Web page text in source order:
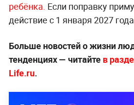
ребёнка. Если поправку
действие с 1 января 2027
Больше новостей о жизни
тенденциях — читайте в
Life.ru.